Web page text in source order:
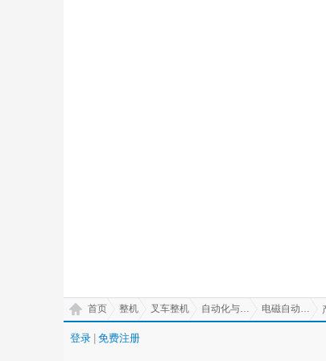
首页 整机 叉车整机 自动化与AGV 电磁自动导向搬运车(AGV)
登录 免费注册